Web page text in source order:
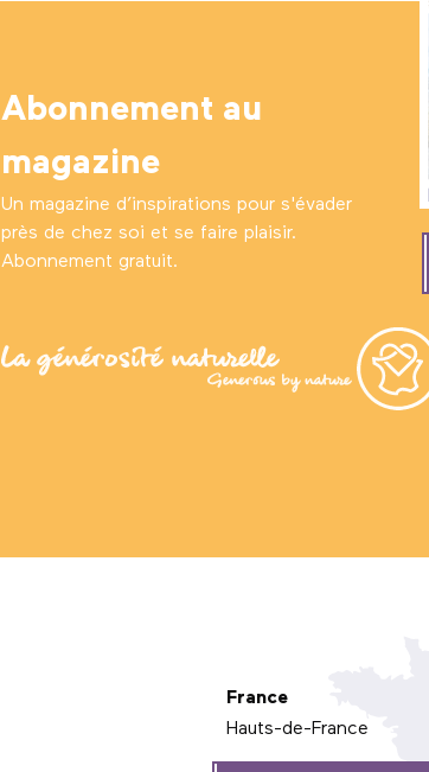
Abonnement au
magazine
Un magazine d’inspirations pour s'évader
près de chez soi et se faire plaisir.
Abonnement gratuit.
France
Hauts-de-France